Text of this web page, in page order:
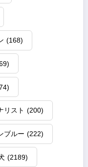
(168)
リスト (200)
ブルー (222)
(2189)